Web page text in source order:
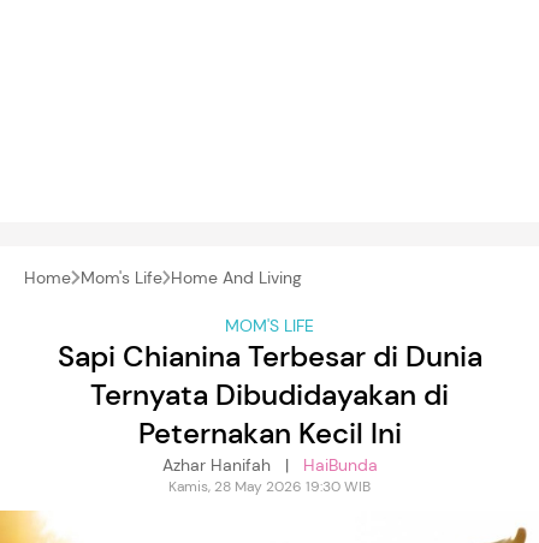
Home Mom's Life Home And Living
MOM'S LIFE
Sapi Chianina Terbesar di Dunia
Ternyata Dibudidayakan di
Peternakan Kecil Ini
Azhar Hanifah | HaiBunda
Kamis, 28 May 2026 19:30 WIB